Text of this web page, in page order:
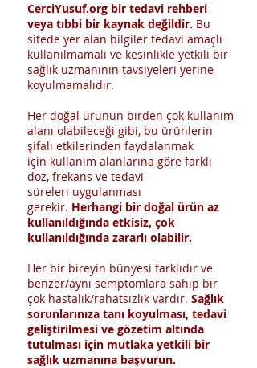
CerciYusuf.org bir tedavi rehberi
veya tıbbi bir kaynak değildir. Bu
sitede yer alan bilgiler tedavi amaçlı
kullanılmamalı ve kesinlikle yetkili bir
sağlık uzmanının tavsiyeleri yerine
koyulmamalıdır.
Her doğal ürünün birden çok kullanım
alanı olabileceği gibi, bu ürünlerin
şifalı etkilerinden faydalanmak
için kullanım alanlarına göre farklı
doz, frekans ve tedavi
süreleri uygulanması
gerekir. Herhangi bir doğal ürün az
kullanıldığında etkisiz, çok
kullanıldığında zararlı olabilir.
Her bir bireyin bünyesi farklıdır ve
benzer/aynı semptomlara sahip bir
çok hastalık/rahatsızlık vardır. Sağlık
sorunlarınıza tanı koyulması, tedavi
geliştirilmesi ve gözetim altında
tutulması için mutlaka yetkili bir
sağlık uzmanına başvurun.